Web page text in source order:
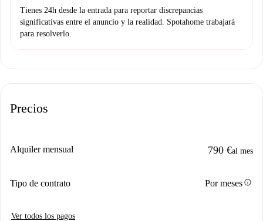
Tienes 24h desde la entrada para reportar discrepancias
significativas entre el anuncio y la realidad. Spotahome trabajará
para resolverlo.
Precios
Alquiler mensual 790 €al mes
Tipo de contrato Por mesesinfo
Ver todos los pagos